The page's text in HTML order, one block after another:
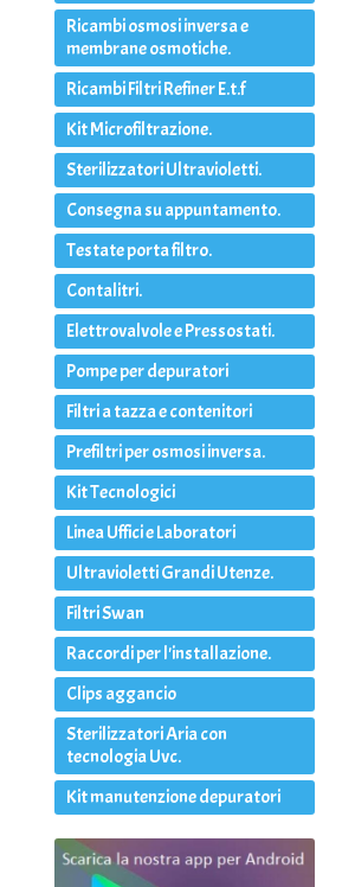
Ricambi osmosi inversa e
membrane osmotiche.
Ricambi Filtri Refiner E.t.f
Kit Microfiltrazione.
Sterilizzatori Ultravioletti.
Consegna su appuntamento.
Testate porta filtro.
Contalitri.
Elettrovalvole e Pressostati.
Pompe per depuratori
Filtri a tazza e contenitori
Prefiltri per osmosi inversa.
Kit Tecnologici
Linea Uffici e Laboratori
Ultravioletti Grandi Utenze.
Filtri Swan
Raccordi per l'installazione.
Clips aggancio
Sterilizzatori Aria con
tecnologia Uvc.
Kit manutenzione depuratori